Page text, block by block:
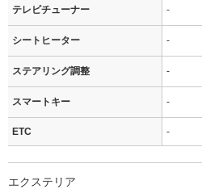
テレビチューナー -
シートヒーター -
ステアリング調整 -
スマートキー -
ETC -
エクステリア